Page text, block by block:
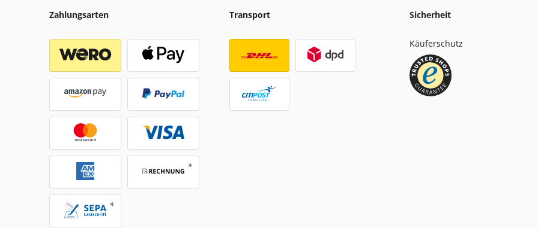
Zahlungsarten Transport Sicherheit
Käuferschutz